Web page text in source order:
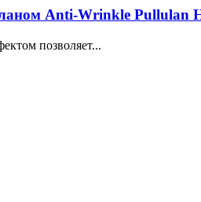
Anti-Wrinkle Pullulan
позволяет...